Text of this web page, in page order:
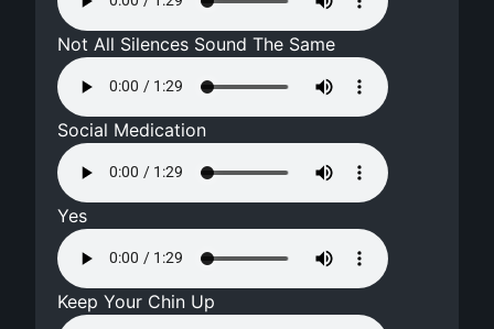
Not All Silences Sound The Same
Social Medication
Yes
Keep Your Chin Up